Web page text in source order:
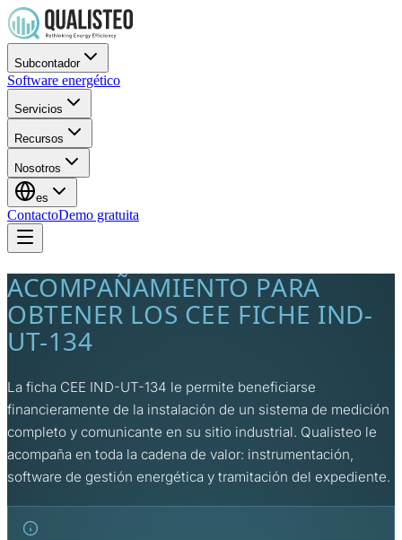
Subcontador
Software energético
Servicios
Recursos
Nosotros
es
ContactoDemo gratuita
ACOMPAÑAMIENTO PARA
OBTENER LOS CEE FICHE IND-
UT-134
La ficha CEE IND-UT-134 le permite beneficiarse
financieramente de la instalación de un sistema de medición
completo y comunicante en su sitio industrial. Qualisteo le
acompaña en toda la cadena de valor: instrumentación,
software de gestión energética y tramitación del expediente.